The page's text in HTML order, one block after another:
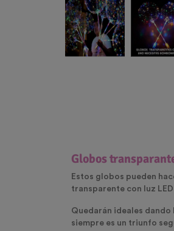
Globos
Estos globos pueden
transparente con luz
Quedarán ideales
siempre es un triunfo